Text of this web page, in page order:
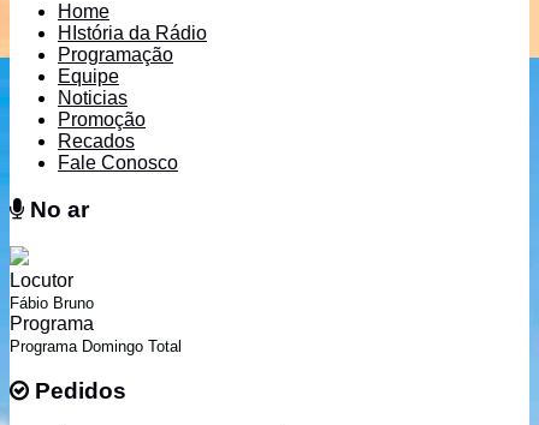
Home
HIstória da Rádio
Programação
Equipe
Noticias
Promoção
Recados
Fale Conosco
No ar
Locutor
Fábio Bruno
Programa
Programa Domingo Total
Pedidos